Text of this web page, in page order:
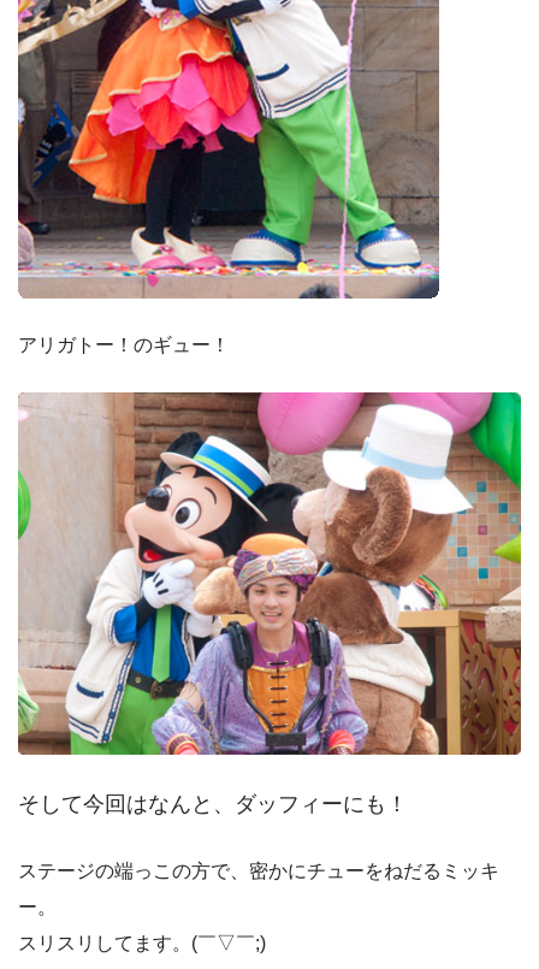
アリガトー！のギュー！
そして今回はなんと、ダッフィーにも！
ステージの端っこの方で、密かにチューをねだるミッキ
ー。
スリスリしてます。(￣▽￣;)